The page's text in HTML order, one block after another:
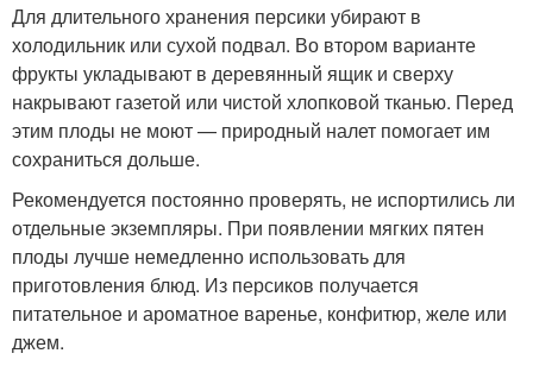
Для длительного хранения персики убирают в
холодильник или сухой подвал. Во втором варианте
фрукты укладывают в деревянный ящик и сверху
накрывают газетой или чистой хлопковой тканью. Перед
этим плоды не моют — природный налет помогает им
сохраниться дольше.
Рекомендуется постоянно проверять, не испортились ли
отдельные экземпляры. При появлении мягких пятен
плоды лучше немедленно использовать для
приготовления блюд. Из персиков получается
питательное и ароматное варенье, конфитюр, желе или
джем.